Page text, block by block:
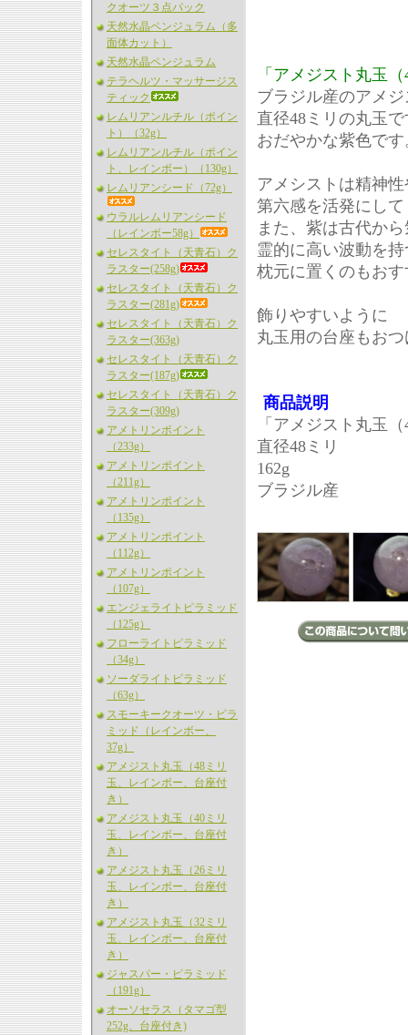
クオーツ３点パック
天然水晶ペンジュラム（多
面体カット）
天然水晶ペンジュラム
テラヘルツ・マッサージス
ティック
レムリアンルチル（ポイン
ト）（32g）
レムリアンルチル（ポイン
ト、レインボー）（130g）
レムリアンシード（72g）
ウラルレムリアンシード
（レインボー58g）
セレスタイト（天青石）ク
ラスター(258g)
セレスタイト（天青石）ク
ラスター(281g)
セレスタイト（天青石）ク
ラスター(363g)
セレスタイト（天青石）ク
ラスター(187g)
セレスタイト（天青石）ク
ラスター(309g)
アメトリンポイント
（233g）
アメトリンポイント
（211g）
アメトリンポイント
（135g）
アメトリンポイント
（112g）
アメトリンポイント
（107g）
エンジェライトピラミッド
（125g）
フローライトピラミッド
（34g）
ソーダライトピラミッド
（63g）
スモーキークオーツ・ピラ
ミッド（レインボー、
37g）
アメジスト丸玉（48ミリ
玉、レインボー、台座付
き）
アメジスト丸玉（40ミリ
玉、レインボー、台座付
き）
アメジスト丸玉（26ミリ
玉、レインボー、台座付
き）
アメジスト丸玉（32ミリ
玉、レインボー、台座付
き）
ジャスパー・ピラミッド
（191g）
オーソセラス（タマゴ型
252g、台座付き)
「アメジスト丸玉
ブラジル産のアメ
直径48ミリの丸玉
おだやかな紫色です
アメシストは精神
第六感を活発にし
また、紫は古代か
霊的に高い波動を
枕元に置くのもお
飾りやすいように
丸玉用の台座もお
商品説明
「アメジスト丸玉
直径48ミリ
162g
ブラジル産